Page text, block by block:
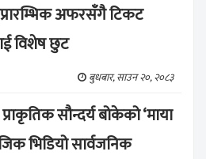
प्रारम्भिक अफरसँगै टिकट
विशेष छुट
बुधबार, साउन २०, २०८३
सौन्दर्य बोकेको ‘माया
भिडियो सार्वजनिक